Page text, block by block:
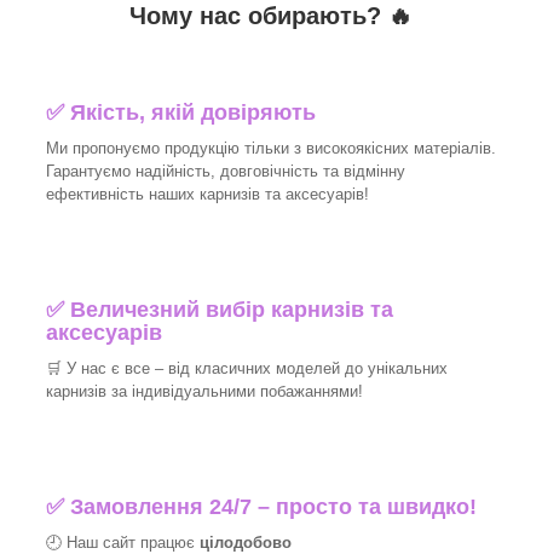
Чому нас обирають? 🔥
✅Якість, якій довіряють
Ми пропонуємо продукцію тільки з високоякісних матеріалів.
Гарантуємо надійність, довговічність та відмінну
ефективність наших карнизів та аксесуарів!​
✅ Величезний вибір карнизів та
аксесуарів
🛒 У нас є все – від класичних моделей до унікальних
карнизів за індивідуальними побажаннями!​
✅Замовлення 24/7 – просто та швидко!
🕘 Наш сайт працює цілодобово